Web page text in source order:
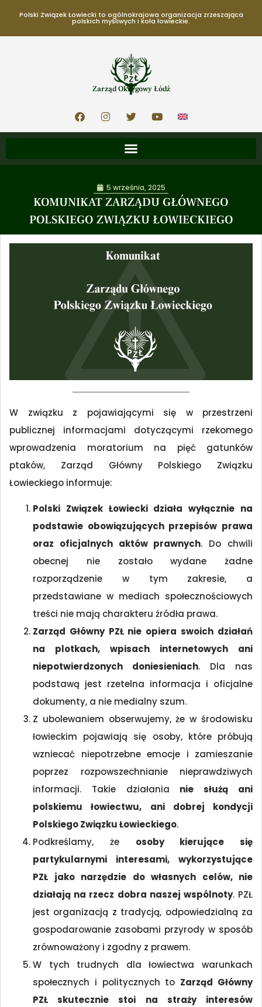
Polski Związek Łowiecki to ogólnokrajowa organizacja zrzeszająca
polskich myśliwych i koła łowieckie.
Zarząd Okręgowy Łódź
KOMUNIKAT ZARZĄDU GŁÓWNEGO
POLSKIEGO ZWIĄZKU ŁOWIECKIEGO
5 września, 2025
W związku z pojawiającymi się w przestrzeni
publicznej informacjami dotyczącymi rzekomego
wprowadzenia moratorium na pięć gatunków
ptaków, Zarząd Główny Polskiego Związku
Łowieckiego informuje:
Polski Związek Łowiecki działa wyłącznie na
podstawie obowiązujących przepisów prawa
oraz oficjalnych aktów prawnych. Do chwili
obecnej nie zostało wydane żadne
rozporządzenie w tym zakresie, a
przedstawiane w mediach społecznościowych
treści nie mają charakteru źródła prawa.
Zarząd Główny PZŁ nie opiera swoich działań
na plotkach, wpisach internetowych ani
niepotwierdzonych doniesieniach. Dla nas
podstawą jest rzetelna informacja i oficjalne
dokumenty, a nie medialny szum.
Z ubolewaniem obserwujemy, że w środowisku
łowieckim pojawiają się osoby, które próbują
wzniecać niepotrzebne emocje i zamieszanie
poprzez rozpowszechnianie nieprawdziwych
informacji. Takie działania nie służą ani
polskiemu łowiectwu, ani dobrej kondycji
Polskiego Związku Łowieckiego.
Podkreślamy, że osoby kierujące się
partykularnymi interesami, wykorzystujące
PZŁ jako narzędzie do własnych celów, nie
działają na rzecz dobra naszej wspólnoty. PZŁ
jest organizacją z tradycją, odpowiedzialną za
gospodarowanie zasobami przyrody w sposób
zrównoważony i zgodny z prawem.
W tych trudnych dla łowiectwa warunkach
społecznych i politycznych to Zarząd Główny
PZŁ skutecznie stoi na straży interesów